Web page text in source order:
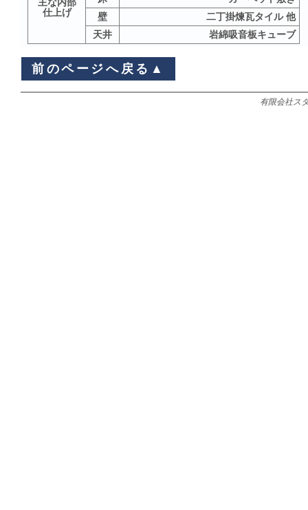
主な内部
仕上げ
壁
二丁掛煉瓦タイル 他
天井
岩綿吸音板キューブ
前のページへ戻る▲
有限会社ス